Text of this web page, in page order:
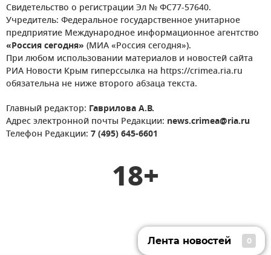
Свидетельство о регистрации Эл № ФС77-57640.
Учредитель: Федеральное государственное унитарное
предприятие Международное информационное агентство
«Россия сегодня» (МИА «Россия сегодня»).
При любом использовании материалов и новостей сайта
РИА Новости Крым гиперссылка на https://crimea.ria.ru
обязательна не ниже второго абзаца текста.
Главный редактор: Гаврилова А.В.
Адрес электронной почты Редакции: news.crimea@ria.ru
Телефон Редакции: 7 (495) 645-6601
18+
Лента новостей 0